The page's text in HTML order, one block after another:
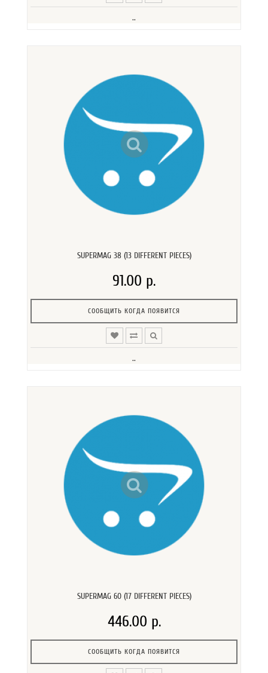
..
SUPERMAG 38 (13 DIFFERENT PIECES)
91.00 р.
СООБЩИТЬ КОГДА ПОЯВИТСЯ
..
SUPERMAG 60 (17 DIFFERENT PIECES)
446.00 р.
СООБЩИТЬ КОГДА ПОЯВИТСЯ